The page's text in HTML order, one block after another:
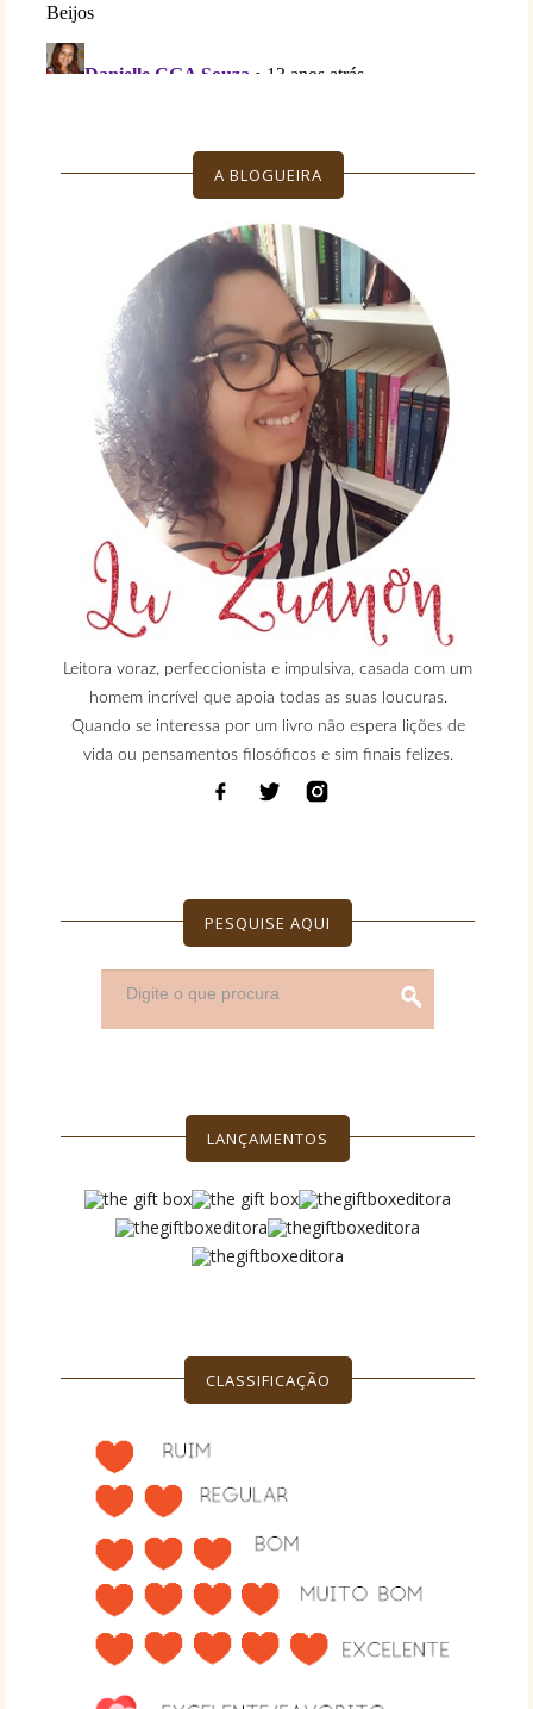
A BLOGUEIRA
Leitora voraz, perfeccionista e impulsiva, casada com um
homem incrível que apoia todas as suas loucuras.
Quando se interessa por um livro não espera lições de
vida ou pensamentos filosóficos e sim finais felizes.
PESQUISE AQUI
LANÇAMENTOS
CLASSIFICAÇÃO